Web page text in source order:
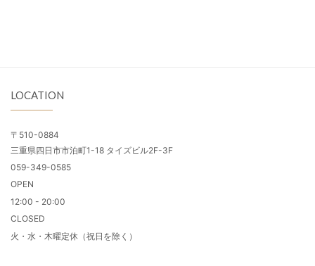
LOCATION
〒510-0884
三重県四日市市泊町1-18 タイズビル2F-3F
059-349-0585
OPEN
12:00 - 20:00
CLOSED
火・水・木曜定休（祝日を除く）